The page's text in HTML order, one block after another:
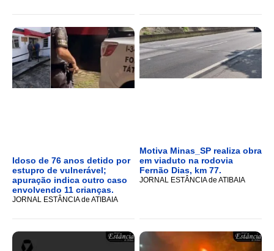
Idoso de 76 anos detido por
estupro de vulnerável;
apuração indica outro caso
envolvendo 11 crianças.
JORNAL ESTÂNCIA de ATIBAIA
Motiva Minas_SP realiza obra
em viaduto na rodovia
Fernão Dias, km 77.
JORNAL ESTÂNCIA de ATIBAIA